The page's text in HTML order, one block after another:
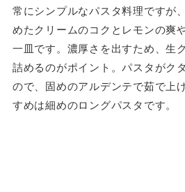
常にシンプルなパスタ料理ですが
めたクリームのコクとレモンの爽
一皿です。濃厚さを出すため、生
詰めるのがポイント。パスタがク
ので、固めのアルデンテで茹で上
すめは細めのロングパスタです。